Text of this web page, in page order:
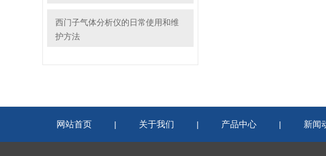
西门子气体分析仪的日常使用和维
护方法
网站首页 | 关于我们 | 产品中心 | 新闻